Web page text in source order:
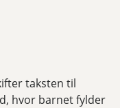
taksten til
hvor barnet fylder